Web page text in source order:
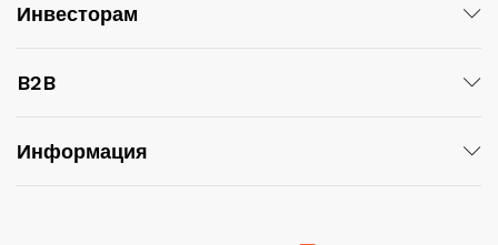
Инвесторам
B2B
Информация